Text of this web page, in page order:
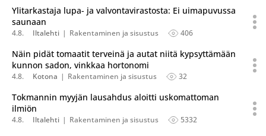
Ylitarkastaja lupa- ja valvontavirastosta: Ei uimapuvussa
saunaan
4.8. Iltalehti Rakentaminen ja sisustus 406
Näin pidät tomaatit terveinä ja autat niitä kypsyttämään
kunnon sadon, vinkkaa hortonomi
4.8. Kotona Rakentaminen ja sisustus 32
Tokmannin myyjän lausahdus aloitti uskomattoman
ilmiön
4.8. Iltalehti Rakentaminen ja sisustus 5332